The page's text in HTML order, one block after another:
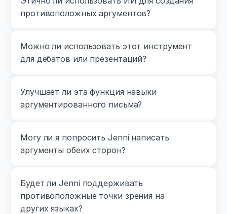
противоположных аргументов?
Можно ли использовать этот инструмент
для дебатов или презентаций?
Улучшает ли эта функция навыки
аргументированного письма?
Могу ли я попросить Jenni написать
аргументы обеих сторон?
Будет ли Jenni поддерживать
противоположные точки зрения на
других языках?